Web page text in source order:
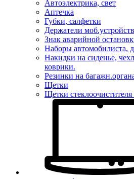
Автоэлектрика, свет
Аптечка
Губки, салфетки
Держатели
Знак аварийной
Наборы автомобилиста,
Накидки на сиденье,
коврики.
Резинки на
Щетки
Щетки